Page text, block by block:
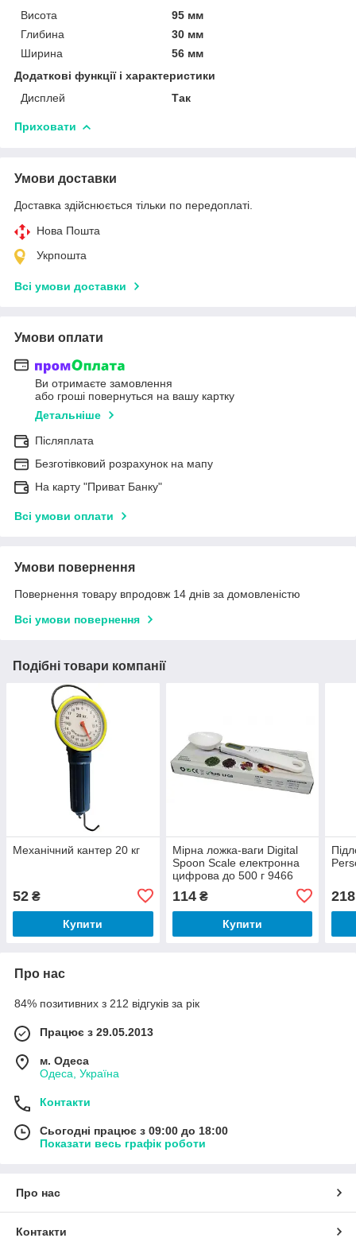
Висота
95 мм
Глибина
30 мм
Ширина
56 мм
Додаткові функції і характеристики
Дисплей
Так
Приховати
Умови доставки
Доставка здійснюється тільки по передоплаті.
Нова Пошта
Укрпошта
Всі умови доставки
Умови оплати
Ви отримаєте замовлення
або гроші повернуться на вашу картку
Детальніше
Післяплата
Безготівковий розрахунок на мапу
На карту "Приват Банку"
Всі умови оплати
Умови повернення
Повернення товару впродовж 14 днів за домовленістю
Всі умови повернення
Подібні товари компанії
Механічний кантер 20 кг
52 ₴
Купити
Мірна ложка-ваги Digital
Spoon Scale електронна
цифрова до 500 г 9466
114₴
Купити
218
Про нас
84% позитивних з 212 відгуків за рік
Працює з 29.05.2013
м. Одеса
Одеса, Україна
Контакти
Сьогодні працює з 09:00 до 18:00
Показати весь графік роботи
Про нас
Контакти